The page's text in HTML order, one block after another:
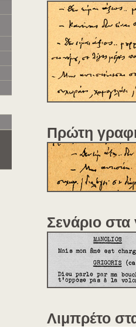
Πρώτη
Σενάριο στα
Λιμπρέτο